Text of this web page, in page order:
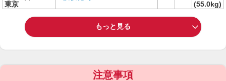
東京
(55.0kg)
もっと見る
注意事項